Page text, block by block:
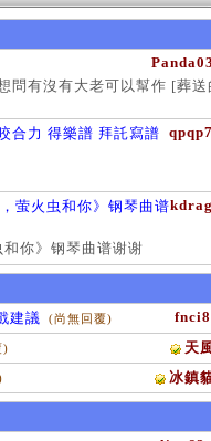
問有沒有大老可以幫作 [葬
合力 得樂譜 拜託寫譜
萤火虫和你》钢琴曲谱
你》钢琴曲谱谢谢
建議 (尚無回覆)
天
)
冰鎮